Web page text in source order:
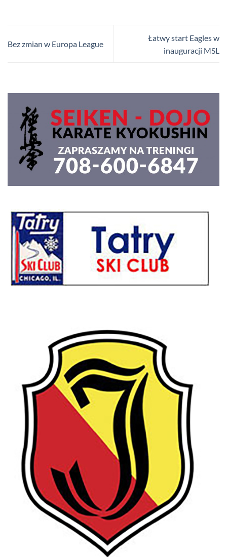
Bez zmian w Europa League
Łatwy start Eagles w
inauguracji MSL